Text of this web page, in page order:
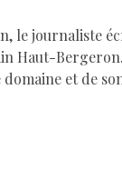
le journaliste
Haut-Bergeron.
et de